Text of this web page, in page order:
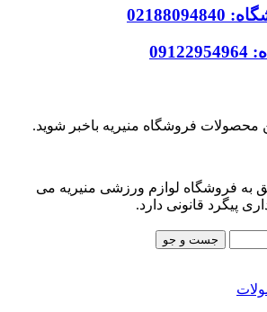
محصولات فروشگاه منیریه باخبر شوید.
به فروشگاه لوازم ورزشی منیریه می
پیگرد قانونی دارد.
جست و جو